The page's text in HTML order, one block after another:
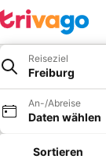
Reiseziel
Freiburg
An-/Abreise
Daten wählen
Sortieren